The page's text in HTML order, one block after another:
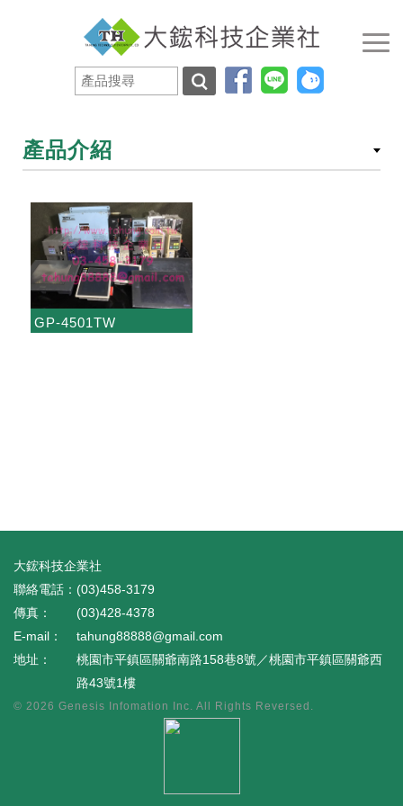
產品介紹
GP-4501TW
大鋐科技企業社
(03)458-3179
(03)428-4378
tahung88888@gmail.com
桃園市平鎮區關爺南路158巷8號／桃園市平鎮區關爺西
路43號1樓
© 2026 Genesis Infomation Inc. All Rights Reversed.